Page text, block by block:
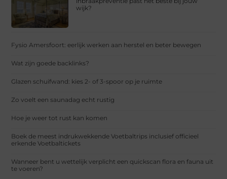
wijk?
Fysio Amersfoort: eerlijk werken aan herstel en beter bewegen
Wat zijn goede backlinks?
Glazen schuifwand: kies 2- of 3-spoor op je ruimte
Zo voelt een saunadag echt rustig
Hoe je weer tot rust kan komen
Boek de meest indrukwekkende Voetbaltrips inclusief officieel
erkende Voetbaltickets
Wanneer bent u wettelijk verplicht een quickscan flora en fauna uit
te voeren?